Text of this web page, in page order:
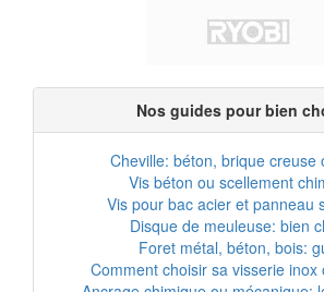
Nos guides pour bien
Cheville: béton, brique creuse
Vis béton ou scellement
Vis pour bac acier et panneau
Disque de meuleuse: bien
Foret métal, béton, bois:
Comment choisir sa visserie inox